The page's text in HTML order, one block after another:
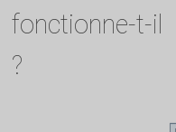
fonctionne-t-il
?